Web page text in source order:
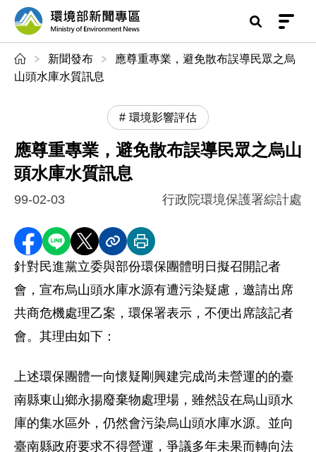
前往中央內容區塊
環境部新聞專區
新聞發布
應尊重專業，避免散布誤導民眾之烏
山頭水庫水質訊息
環境影響評估
應尊重專業，避免散布誤導民眾之烏山
頭水庫水質訊息
99-02-03 行政院環境保護署綜計處
分享至 Facebook
分享到 LINE
分享到 X分享內容連結
列印本頁
針對民進黨立委與部份環保團體明日擬召開記者
會，宣布烏山頭水庫水源有遭污染疑慮，邀請出席
共商危機處理乙案，環保署表示，不便出席該記者
會。其理由如下：
上述環保團體一向懷疑剛興建完成尚未營運的的臺
南縣東山鄉永揚廢棄物處理場，雖然設在烏山頭水
庫的集水區外，仍然會污染烏山頭水庫水源。並向
臺南縣政府要求不得營運，爭議多年未果而轉向法